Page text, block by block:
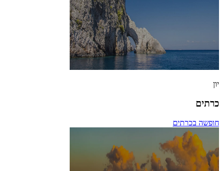
יון
כרתים
חופשה בכרתים